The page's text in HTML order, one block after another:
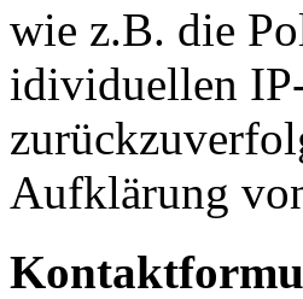
wie z.B. die
idividuellen
Aufklärung